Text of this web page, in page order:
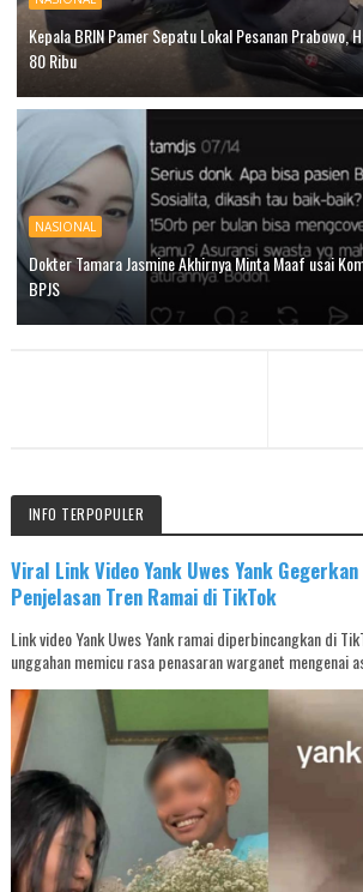
Kepala BRIN Pamer Sepatu Lokal Pesanan Prabowo,
80 Ribu
NASIONAL
Dokter Tamara Jasmine Akhirnya Minta Maaf usai
BPJS
INFO TERPOPULER
Viral Link Video Yank Uwes Yank
Penjelasan Tren Ramai di TikTok
Link video Yank Uwes Yank ramai diperbincangkan di
unggahan memicu rasa penasaran warganet mengenai